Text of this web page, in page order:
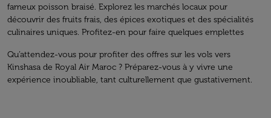
fameux poisson braisé. Explorez les marchés locaux pour
découvrir des fruits frais, des épices exotiques et des spécialités
culinaires uniques. Profitez-en pour faire quelques emplettes
Qu’attendez-vous pour profiter des offres sur les vols vers
Kinshasa de Royal Air Maroc ? Préparez-vous à y vivre une
expérience inoubliable, tant culturellement que gustativement.